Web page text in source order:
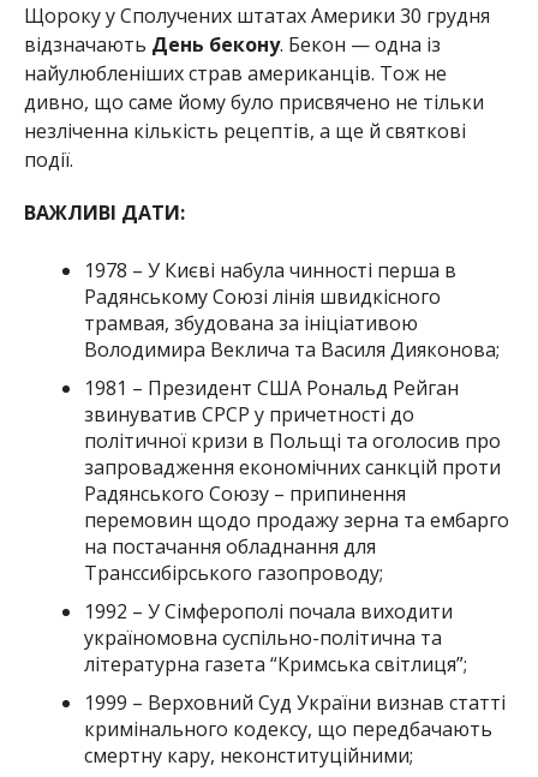
Щороку у Сполучених штатах Америки 30 грудня
відзначають День бекону. Бекон — одна із
найулюбленіших страв американців. Тож не
дивно, що саме йому було присвячено не тільки
незліченна кількість рецептів, а ще й святкові
події.
ВАЖЛИВІ ДАТИ:
1978 – У Києві набула чинності перша в
Радянському Союзі лінія швидкісного
трамвая, збудована за ініціативою
Володимира Веклича та Василя Дияконова;
1981 – Президент США Рональд Рейган
звинуватив СРСР у причетності до
політичної кризи в Польщі та оголосив про
запровадження економічних санкцій проти
Радянського Союзу – припинення
перемовин щодо продажу зерна та ембарго
на постачання обладнання для
Транссибірського газопроводу;
1992 – У Сімферополі почала виходити
україномовна суспільно-політична та
літературна газета “Кримська світлиця”;
1999 – Верховний Суд України визнав статті
кримінального кодексу, що передбачають
смертну кару, неконституційними;